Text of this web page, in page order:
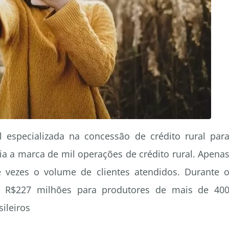
na concessão de crédito rural para
a marca de mil operações de crédito rural. Apenas
o volume de clientes atendidos. Durante o
milhões para produtores de mais de 400